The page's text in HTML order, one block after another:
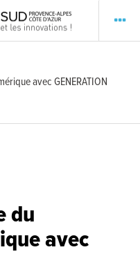
avec GENERATION
du
avec